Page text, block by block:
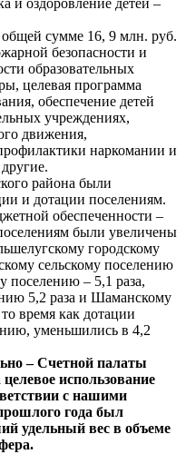
сумме 16, 9 млн. руб.
безопасности и
образовательных
целевая программа
обеспечение детей
учреждениях,
движения,
наркомании и
района были
и дотации поселениям.
обеспеченности –
были увеличены
городскому
сельскому поселению
поселению – 5,1 раза,
5,2 раза и Шаманскому
время как дотации
уменьшились в 4,2
– Счетной палаты
использование
с нашими
года был
удельный вес в объеме